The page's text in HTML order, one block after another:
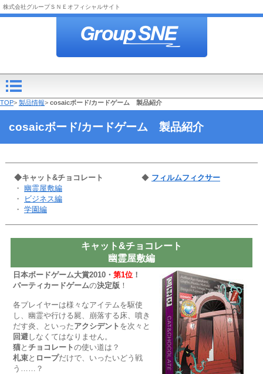
株式会社グループＳＮＥオフィシャルサイト
TOP> 製品情報> cosaicボード/カードゲーム 製品紹介
cosaicボード/カードゲーム 製品紹介
◆キャット&チョコレート
・ 幽霊屋敷編
・
ビジネス編
・ 学園編
◆ フィルムフィクサー
キャット&チョコレート
幽霊屋敷編
日本ボードゲーム大賞2010・ 第1位！
パーティカードゲームの決定版 ！
各プレイヤーは様々なアイテムを駆使
し、幽霊や行ける屍、崩落する床、噴き
だす炎、といったアクシデント を次々と
回避しなくてはなりません。
猫と チョコレートの使い道は？
札束と ロープだけで、いったいどう戦
う……？